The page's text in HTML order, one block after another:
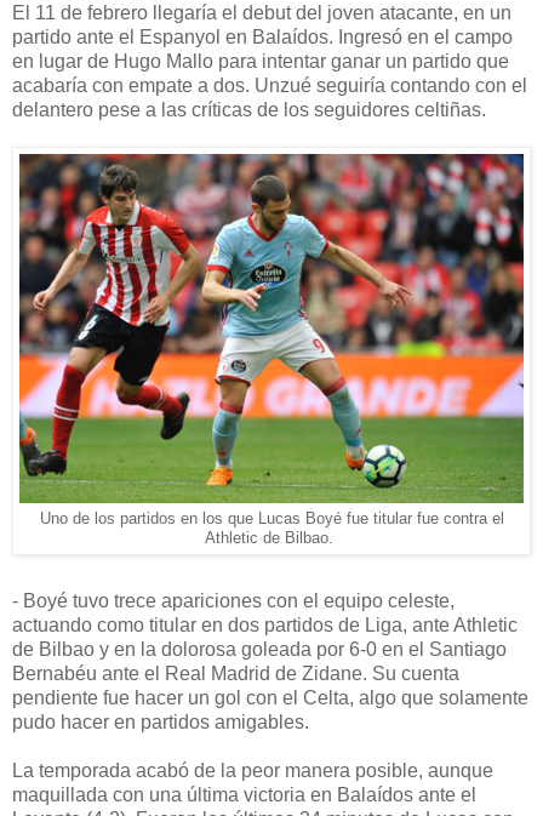
El 11 de febrero llegaría el debut del joven atacante, en un
partido ante el Espanyol en Balaídos. Ingresó en el campo
en lugar de Hugo Mallo para intentar ganar un partido que
acabaría con empate a dos. Unzué seguiría contando con el
delantero pese a las críticas de los seguidores celtiñas.
Uno de los partidos en los que Lucas Boyé fue titular fue contra el
Athletic de Bilbao.
- Boyé tuvo trece apariciones con el equipo celeste,
actuando como titular en dos partidos de Liga, ante Athletic
de Bilbao y en la dolorosa goleada por 6-0 en el Santiago
Bernabéu ante el Real Madrid de Zidane. Su cuenta
pendiente fue hacer un gol con el Celta, algo que solamente
pudo hacer en partidos amigables.
La temporada acabó de la peor manera posible, aunque
maquillada con una última victoria en Balaídos ante el